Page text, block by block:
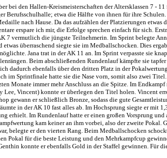
bei den Hallen-Kreismeisterschaften der Altersklassen 7 -
Berufsschulhalle; etwa die Hälfte von ihnen für ihre
nach Hause. Da das aufzählen der Platzierungen etwas
erspare ich mir, die Erfolge sprechen einfach für sich.
7 vermutlich die jüngste Teilnehmerin. Im Sprint belegte
überraschend siegte sie im Medballschocken. Dies
Jana trat in der AK 11 an. Im Sprint verpasste sie
Beim abschließenden Rundenlauf kämpfte sie
dadurch ebenfalls über den dritten Platz in der
im Sprintfinale hatte sie die Nase vorn, somit also zwei
Monate immer mehr Anschluss an die Spitze. Im
Lee, Vincent) konnte er überlegen den Titel holen. Vincent
gewann er schließlich Bronze, sodass die gute
in der AK 10 fast alles ab. Im Hochsprung siegte er mit
erhielt. Im Rundenlauf hatte er einen großen Vorsprung
kam keiner an ihm vorbei, also der zweite Pokal.
belegte er den vierten Rang. Beim Medballschocken
Pokal für die beste Leistung und den Mehrkampfcup
konnte er ebenfalls Gold in der Staffel gewinnen. Für